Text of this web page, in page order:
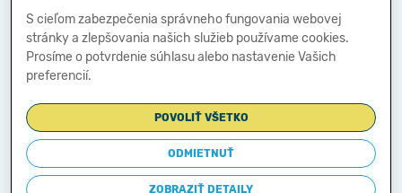
S.
Prevod podielov na
výsledku
hospodárenia
60
****
Výsledok
hospodárenia za
účtovné obdobie po
zdanení (+/-) (r. 56
61 1 778 094
S cieľom zabezpečenia správneho fungovania webovej
stránky a zlepšovania našich služieb používame cookies.
Prosíme o potvrdenie súhlasu alebo nastavenie Vašich
preferencií.
POVOLIŤ VŠETKO
ODMIETNUŤ
ZOBRAZIŤ DETAILY